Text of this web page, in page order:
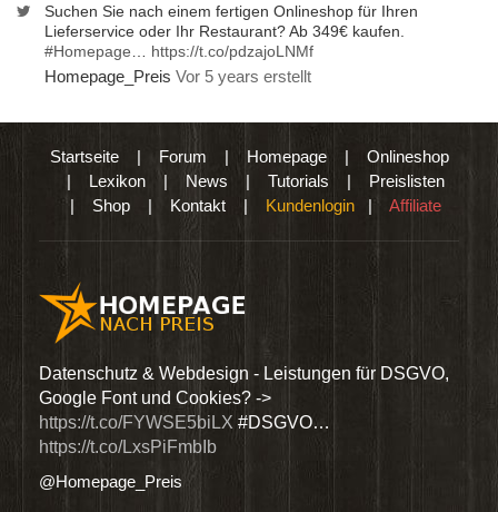
Suchen Sie nach einem fertigen Onlineshop für Ihren
Lieferservice oder Ihr Restaurant? Ab 349€ kaufen.
#Homepage
https://t.co/pdzajoLNMf
Homepage_Preis Vor 5 years erstellt
Startseite| Forum | Homepage| Onlineshop
| Lexikon |News | Tutorials | Preislisten
| Shop | Kontakt | Kundenlogin | Affiliate
Datenschutz & Webdesign - Leistungen für DSGVO,
Google Font und Cookies? ->
https://t.co/FYWSE5biLX #DSGVO…
https://t.co/LxsPiFmbIb
@Homepage_Preis